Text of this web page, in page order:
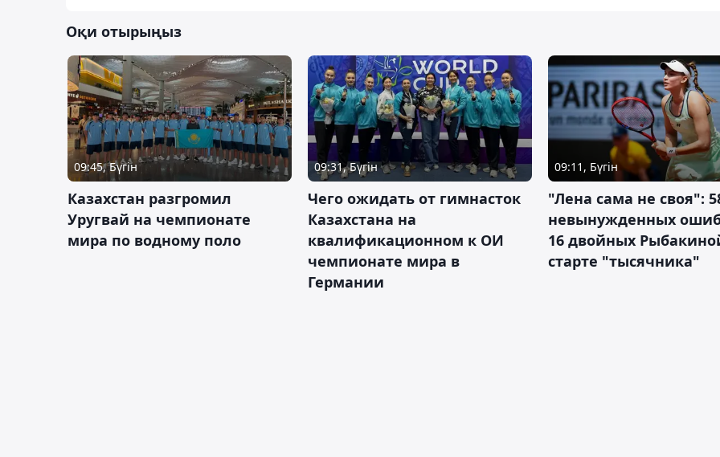
Оқи отырыңыз
09:45, Бүгін
Казахстан разгромил
Уругвай на чемпионате
мира по водному поло
09:31, Бүгін
Чего ожидать от гимнасток
Казахстана на
квалификационном к ОИ
чемпионате мира в
Германии
09:11, Бүгін
"Лена сама не своя":
невынужденных
16 двойных
старте "тысячника"